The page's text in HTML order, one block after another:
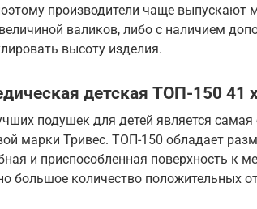
производители чаще выпускают
валиков, либо с наличием
высоту изделия.
детская ТОП-150 41
подушек для детей является
марки Тривес. ТОП-150 обладает
и приспособленная поверхность к
большое количество положительных